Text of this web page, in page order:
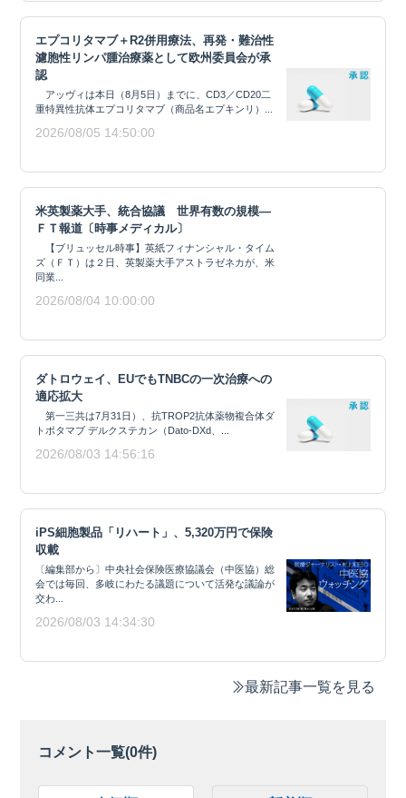
エプコリタマブ＋R2併用療法、再発・難治性
濾胞性リンパ腫治療薬として欧州委員会が承
認
アッヴィは本日（8月5日）までに、CD3／CD20二
重特異性抗体エプコリタマブ（商品名エプキンリ）...
2026/08/05 14:50:00
米英製薬大手、統合協議 世界有数の規模―
ＦＴ報道〔時事メディカル〕
【ブリュッセル時事】英紙フィナンシャル・タイム
ズ（ＦＴ）は２日、英製薬大手アストラゼネカが、米
同業...
2026/08/04 10:00:00
ダトロウェイ、EUでもTNBCの一次治療への
適応拡大
第一三共は7月31日）、抗TROP2抗体薬物複合体ダ
トポタマブ デルクステカン（Dato-DXd、...
2026/08/03 14:56:16
iPS細胞製品「リハート」、5,320万円で保険
収載
〔編集部から〕中央社会保険医療協議会（中医協）総
会では毎回、多岐にわたる議題について活発な議論が
交わ...
2026/08/03 14:34:30
最新記事一覧を見る
コメント一覧(0件)